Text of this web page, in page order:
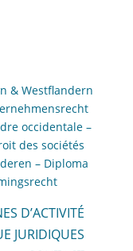
& Westflandern
occidentale –
des sociétés
– Diploma
D’ACTIVITÉ
JURIDIQUES